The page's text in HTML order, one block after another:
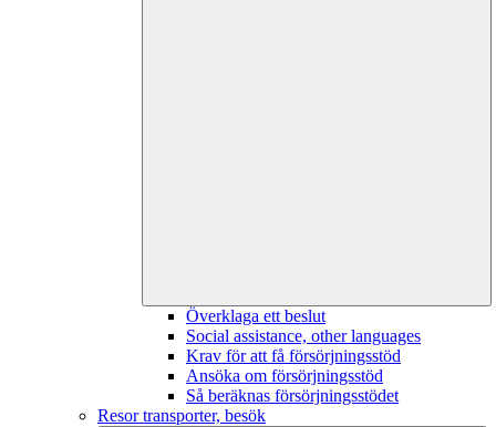
Överklaga ett beslut
Social assistance, other languages
Krav för att få försörjningsstöd
Ansöka om försörjningsstöd
Så beräknas försörjningsstödet
Resor transporter, besök